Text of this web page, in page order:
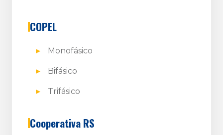
COPEL
Monofásico
Bifásico
Trifásico
Cooperativa RS